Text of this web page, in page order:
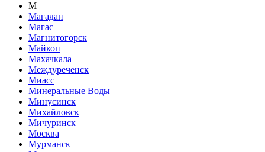
М
Магадан
Магас
Магнитогорск
Майкоп
Махачкала
Междуреченск
Миасс
Минеральные Воды
Минусинск
Михайловск
Мичуринск
Москва
Мурманск